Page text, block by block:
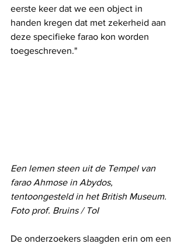
eerste keer dat we een object in
handen kregen dat met zekerheid aan
deze specifieke farao kon worden
toegeschreven."
Een lemen steen uit de Tempel van
farao Ahmose in Abydos,
tentoongesteld in het British Museum.
Foto prof. Bruins / ToI
De onderzoekers slaagden erin om een ​​